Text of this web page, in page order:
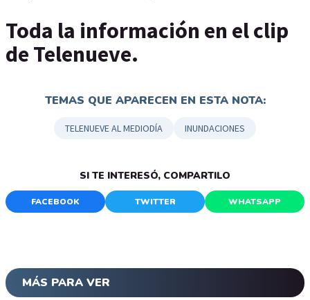
Toda la información en el clip
de Telenueve.
TEMAS QUE APARECEN EN ESTA NOTA:
TELENUEVE AL MEDIODÍA INUNDACIONES
SI TE INTERESÓ, COMPARTILO
FACEBOOK TWITTER WHATSAPP
MÁS PARA VER